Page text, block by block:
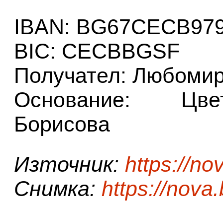
IBAN:
BIC: CECBBGSF
Получател:
Основание:
Борисова
Източник: https://
Снимка: https://